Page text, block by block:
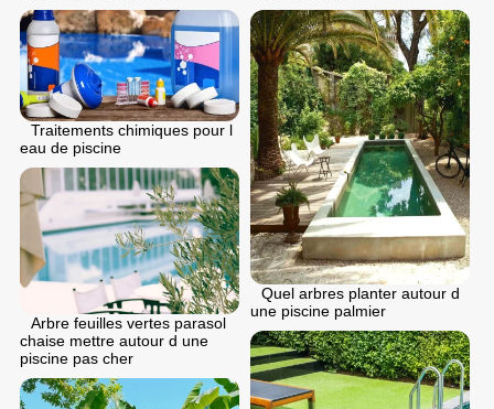
Traitements chimiques pour l
eau de piscine
Quel arbres planter autour d
une piscine palmier
Arbre feuilles vertes parasol
chaise mettre autour d une
piscine pas cher